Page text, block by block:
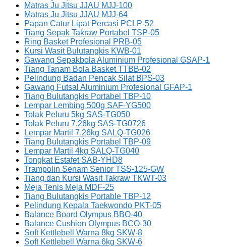
Matras Ju Jitsu JJAU MJJ-100
Matras Ju Jitsu JJAU MJJ-64
Papan Catur Lipat Percasi PCLP-52
Tiang Sepak Takraw Portabel TSP-05
Ring Basket Profesional PRB-05
Kursi Wasit Bulutangkis KWB-01
Gawang Sepakbola Aluminium Profesional GSAP-1
Tiang Tanam Bola Basket TTBB-02
Pelindung Badan Pencak Silat BPS-03
Gawang Futsal Aluminium Profesional GFAP-1
Tiang Bulutangkis Portabel TBP-10
Lempar Lembing 500g SAF-YG500
Tolak Peluru 5kg SAS-TG050
Tolak Peluru 7.26kg SAS-TG0726
Lempar Martil 7.26kg SALQ-TG026
Tiang Bulutangkis Portabel TBP-09
Lempar Martil 4kg SALQ-TG040
Tongkat Estafet SAB-YHD8
Trampolin Senam Senior TSS-125-GW
Tiang dan Kursi Wasit Takraw TKWT-03
Meja Tenis Meja MDF-25
Tiang Bulutangkis Portable TBP-12
Pelindung Kepala Taekwondo PKT-05
Balance Board Olympus BBO-40
Balance Cushion Olympus BCO-30
Soft Kettlebell Warna 8kg SKW-8
Soft Kettlebell Warna 6kg SKW-6